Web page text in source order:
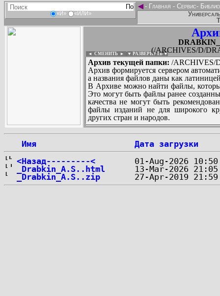
«И» «ИЛИ»
◄- Главная - Сервис-
(/ARCHIVES/D/
◄ СМЕНИТЬ ► ▼ РАЗВЕРНУТЬ ▼
Архив текущей папки: /ARCHIVES/
Архив формируется сервером
а названия файлов даны как
В Архиве можно найти файлы,
Это могут быть файлы ранее
качества не могут быть
файлы изданий не для широкого
других стран и народов.
Имя
Дата загрузки
<Назад---------<
_Drabkin_A.S..html
_Drabkin_A.S..zip